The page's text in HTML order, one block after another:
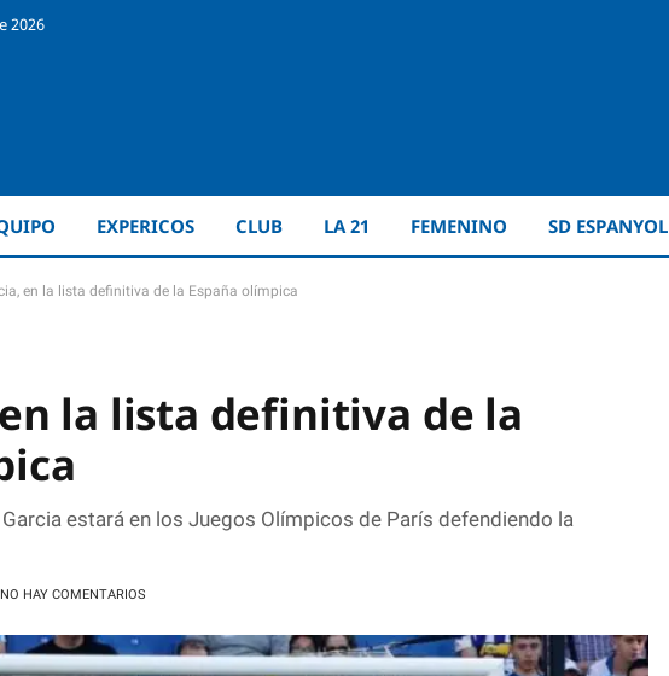
2026
EXPERICOS CLUB LA 21 FEMENINO SD ESPANYOL
en la lista definitiva de la España olímpica
la lista definitiva de la
estará en los Juegos Olímpicos de París defendiendo la
NO HAY COMENTARIOS